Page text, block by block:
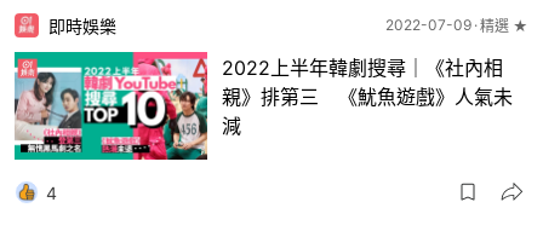
即時娛樂 2022-07-09 精選 ★
2022上半年韓劇搜尋｜《社內相
親》排第三 《魷魚遊戲》人氣未
減
4